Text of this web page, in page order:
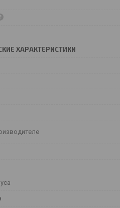
ХАРАКТЕРИСТИКИ